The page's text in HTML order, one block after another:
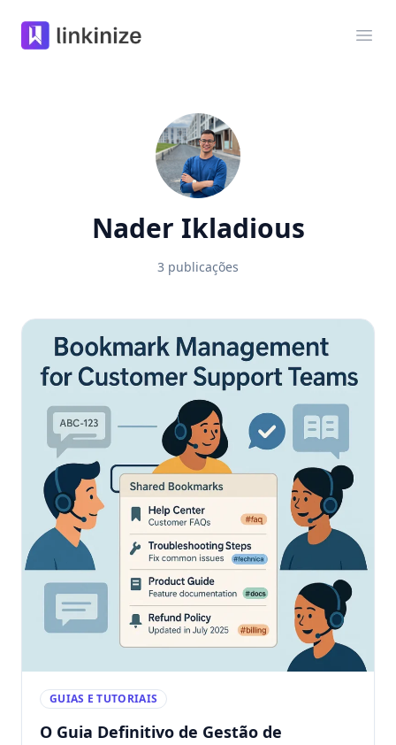
Linkinize
Nader Ikladious
3 publicações
GUIAS E TUTORIAIS
O Guia Definitivo de Gestão de